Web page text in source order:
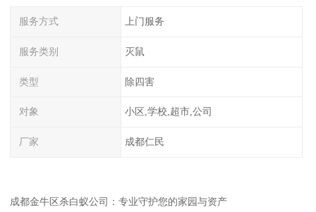
服务方式 上门服务
服务类别 灭鼠
类型 除四害
对象 小区,学校,超市,公司
厂家 成都仁民
成都金牛区杀白蚁公司：专业守护您的家园与资产